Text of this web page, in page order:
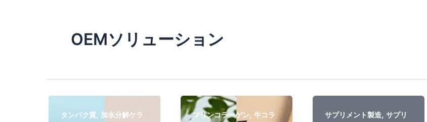
OEMソリューション
タンパク質, 加水分解ケラ
マリンコラーゲン, 牛コラ
サプリメント製造, サプリ